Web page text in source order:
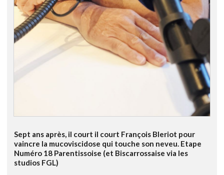
Sept ans après, il court il court François Bleriot pour
vaincre la mucoviscidose qui touche son neveu. Etape
Numéro 18 Parentissoise (et Biscarrossaise via les
studios FGL)